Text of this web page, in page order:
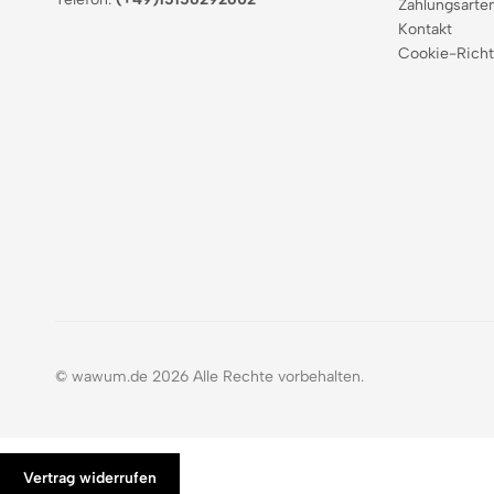
Kontakt
Cookie-
© wawum.de 2026 Alle Rechte vorbehalten.
Vertrag widerrufen